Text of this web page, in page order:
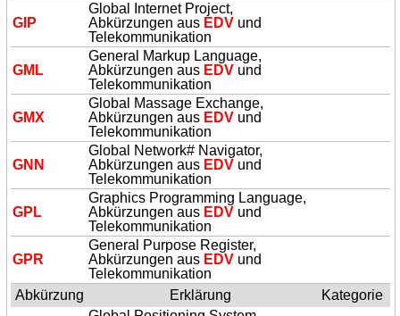
GIP
Global Internet Project,
Abkürzungen aus EDV und
Telekommunikation
GML
General Markup Language,
Abkürzungen aus EDV und
Telekommunikation
GMX
Global Massage Exchange,
Abkürzungen aus EDV und
Telekommunikation
GNN
Global Network# Navigator,
Abkürzungen aus EDV und
Telekommunikation
GPL
Graphics Programming Language,
Abkürzungen aus EDV und
Telekommunikation
GPR
General Purpose Register,
Abkürzungen aus EDV und
Telekommunikation
Abkürzung
Erklärung
Kategorie